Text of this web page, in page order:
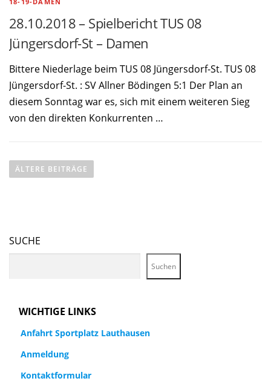
28.10.2018 – Spielbericht TUS 08
Jüngersdorf-St – Damen
Bittere Niederlage beim TUS 08 Jüngersdorf-St. TUS 08
Jüngersdorf-St. : SV Allner Bödingen 5:1 Der Plan an
diesem Sonntag war es, sich mit einem weiteren Sieg
von den direkten Konkurrenten …
e
r
ÄLTERE BEITRÄGE
SUCHE
Suchen
WICHTIGE LINKS
Anfahrt Sportplatz Lauthausen
Anmeldung
Kontaktformular